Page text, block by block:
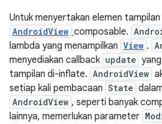
Untuk menyertakan elemen
AndroidView composable.
lambda yang menampilkan View .
menyediakan callback update
tampilan di-inflate. AndroidView
setiap kali pembacaan State
AndroidView , seperti banyak
lainnya, memerlukan parameter